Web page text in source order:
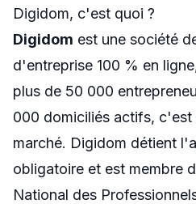
Abby
Shine
Proposer un outil
Donner mon avis
Sponsoriser FreelanceKit
Digidom, c'est quoi ?
Digidom est une société
d'entreprise 100 % en
plus de 50 000
000 domiciliés actifs, c'est
marché. Digidom détient
obligatoire et est membre
National des